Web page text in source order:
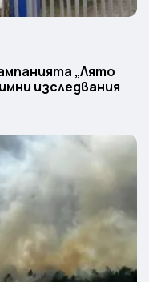
„Лято
изследвания